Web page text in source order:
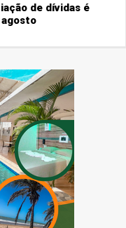
de dívidas é